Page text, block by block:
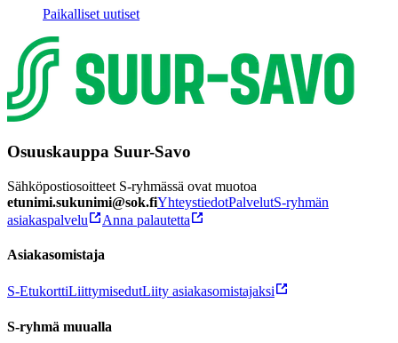
Paikalliset uutiset
Osuuskauppa Suur-Savo
Sähköpostiosoitteet S-ryhmässä ovat muotoa
etunimi.sukunimi@sok.fiYhteystiedotPalvelutS-ryhmän
asiakaspalvelu
Anna palautetta
Asiakasomistaja
S-EtukorttiLiittymisedutLiity asiakasomistajaksi
S-ryhmä muualla